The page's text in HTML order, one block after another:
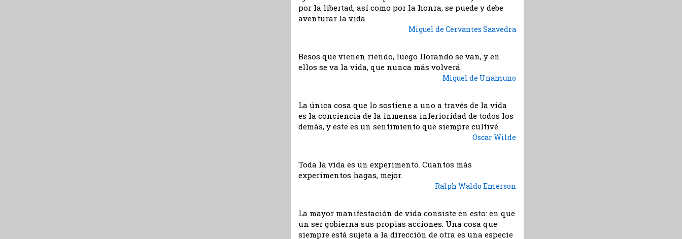
por la libertad, así como por la honra, se puede y debe
aventurar la vida.
Miguel de Cervantes Saavedra
Besos que vienen riendo, luego llorando se van, y en
ellos se va la vida, que nunca más volverá.
Miguel de Unamuno
La única cosa que lo sostiene a uno a través de la vida
es la conciencia de la inmensa inferioridad de todos los
demás, y este es un sentimiento que siempre cultivé.
Oscar Wilde
Toda la vida es un experimento. Cuantos más
experimentos hagas, mejor.
Ralph Waldo Emerson
La mayor manifestación de vida consiste en esto: en que
un ser gobierna sus propias acciones. Una cosa que
siempre está sujeta a la dirección de otra es una especie